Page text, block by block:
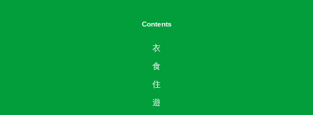
Contents
衣
食
住
遊